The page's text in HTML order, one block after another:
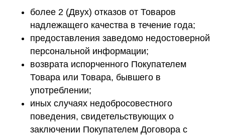
более 2 (Двух) отказов от Товаров
надлежащего качества в течение года;
предоставления заведомо недостоверной
персональной информации;
возврата испорченного Покупателем
Товара или Товара, бывшего в
употреблении;
иных случаях недобросовестного
поведения, свидетельствующих о
заключении Покупателем Договора с